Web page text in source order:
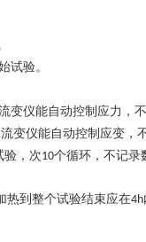
试验。
仪能自动控制应力，不
变仪能自动控制应变，
验，次10个循环，不记录
热到整个试验结束应在4h